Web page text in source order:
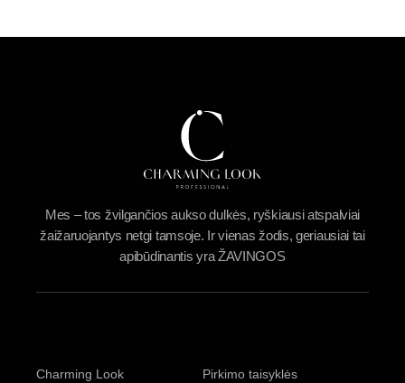
Mes – tos žvilgančios aukso dulkės, ryškiausi atspalviai
žaižaruojantys netgi tamsoje. Ir vienas žodis, geriausiai tai
apibūdinantis yra ŽAVINGOS
Charming Look Pirkimo taisyklės